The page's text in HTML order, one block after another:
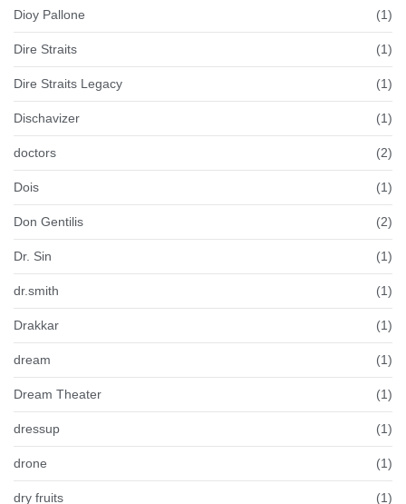
Dioy Pallone (1)
Dire Straits (1)
Dire Straits Legacy (1)
Dischavizer (1)
doctors (2)
Dois (1)
Don Gentilis (2)
Dr. Sin (1)
dr.smith (1)
Drakkar (1)
dream (1)
Dream Theater (1)
dressup (1)
drone (1)
dry fruits (1)